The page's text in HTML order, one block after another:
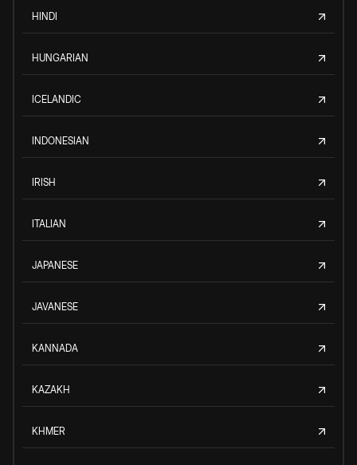
HINDI
HUNGARIAN
ICELANDIC
INDONESIAN
IRISH
ITALIAN
JAPANESE
JAVANESE
KANNADA
KAZAKH
KHMER